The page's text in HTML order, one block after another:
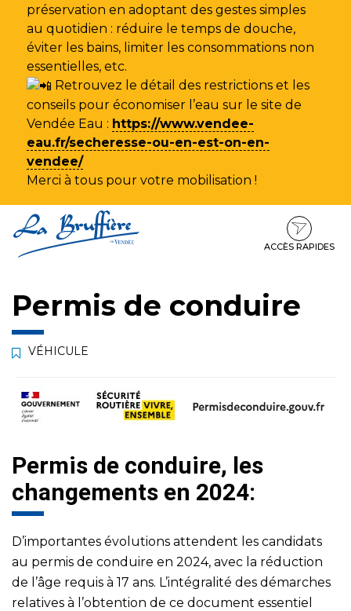
préservation en adoptant des gestes simples
au quotidien : réduire le temps de douche,
éviter les bains, limiter les consommations non
essentielles, etc.
Retrouvez le détail des restrictions et les
conseils pour économiser l’eau sur le site de
Vendée Eau : https://www.vendee-
eau.fr/secheresse-ou-en-est-on-en-
vendee/
Merci à tous pour votre mobilisation !
au
contenu
au
ACCÈS RAPIDES
Permis de conduire
VÉHICULE
Permis de conduire, les
changements en 2024:
D’importantes évolutions attendent les candidats
au permis de conduire en 2024, avec la réduction
de l’âge requis à 17 ans. L’intégralité des démarches
relatives à l’obtention de ce document essentiel